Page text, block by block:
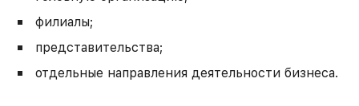
филиалы;
представительства;
отдельные направления деятельности бизнеса.